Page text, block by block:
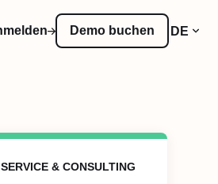
Demo buchen DE
SERVICE & CONSULTING